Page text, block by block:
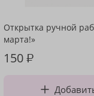
Открытка ручной
марта!»
150₽